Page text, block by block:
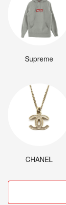
Supreme
CHANEL